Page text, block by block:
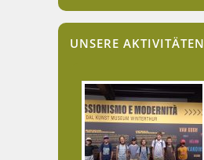
UNSERE AKTIVITÄTEN